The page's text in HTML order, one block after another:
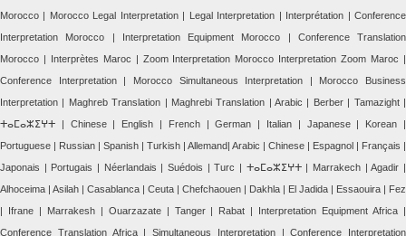
Morocco | Morocco Legal Interpretation | Legal Interpretation | Interprétation | Conference
Interpretation Morocco | Interpretation Equipment Morocco | Conference Translation
Morocco | Interprètes Maroc | Zoom Interpretation Morocco Interpretation Zoom Maroc |
Conference Interpretation | Morocco Simultaneous Interpretation | Morocco Business
Interpretation | Maghreb Translation | Maghrebi Translation | Arabic | Berber | Tamazight |
ⵜⴰⵎⴰⵣⵉⵖⵜ | Chinese | English | French | German | Italian | Japanese | Korean |
Portuguese | Russian | Spanish | Turkish | Allemand| Arabic | Chinese | Espagnol | Français |
Japonais | Portugais | Néerlandais | Suédois | Turc | ⵜⴰⵎⴰⵣⵉⵖⵜ | Marrakech | Agadir |
Alhoceima | Asilah | Casablanca | Ceuta | Chefchaouen | Dakhla | El Jadida | Essaouira | Fez
| Ifrane | Marrakesh | Ouarzazate | Tanger | Rabat | Interpretation Equipment Africa |
Conference Translation Africa | Simultaneous Interpretation | Conference Interpretation